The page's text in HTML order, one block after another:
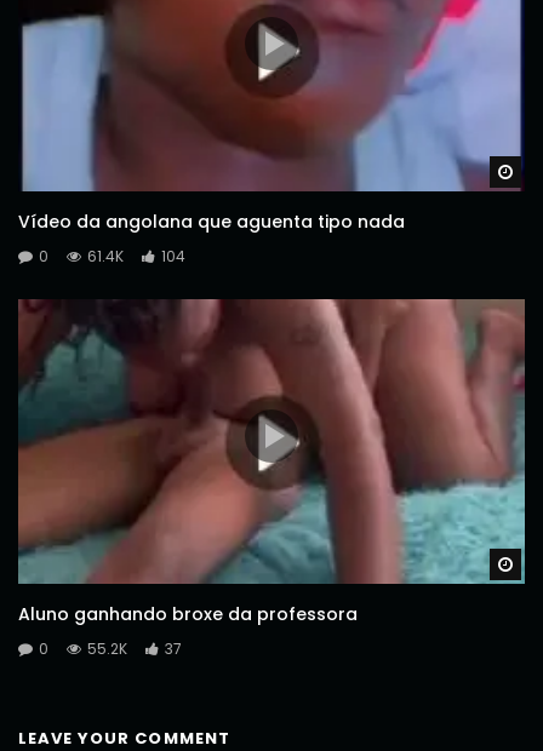
Vídeo da angolana que aguenta tipo nada
0 61.4K 104
Aluno ganhando broxe da professora
0 55.2K 37
LEAVE YOUR COMMENT